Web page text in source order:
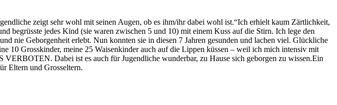
zeigt sehr wohl mit seinen Augen, ob es ihm/ihr dabei wohl ist.“Ich erhielt kaum Zärtlichkeit,
begrüsste jedes Kind (sie waren zwischen 5 und 10) mit einem Kuss auf die Stirn. Ich lege den
nie Geborgenheit erlebt. Nun konnten sie in diesen 7 Jahren gesunden und lachen viel. Glückliche
10 Grosskinder, meine 25 Waisenkinder auch auf die Lippen küssen – weil ich mich intensiv mit
Dabei ist es auch für Jugendliche wunderbar, zu Hause sich geborgen zu wissen.Ein
Eltern und Grosseltern.